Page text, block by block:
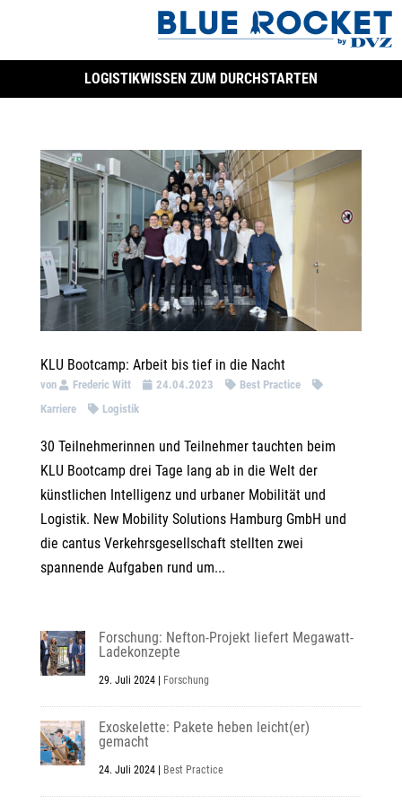
LOGISTIKWISSEN ZUM DURCHSTARTEN
KLU Bootcamp: Arbeit bis tief in die Nacht
von Frederic Witt 24.04.2023
Best Practice
Karriere
Logistik
30 Teilnehmerinnen und Teilnehmer tauchten beim
KLU Bootcamp drei Tage lang ab in die Welt der
künstlichen Intelligenz und urbaner Mobilität und
Logistik. New Mobility Solutions Hamburg GmbH und
die cantus Verkehrsgesellschaft stellten zwei
spannende Aufgaben rund um...
Forschung: Nefton-Projekt liefert Megawatt-
Ladekonzepte
29. Juli 2024| Forschung
Exoskelette: Pakete heben leicht(er)
gemacht
24. Juli 2024| Best Practice